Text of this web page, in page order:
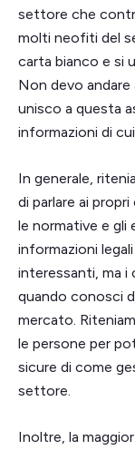
settore che
molti neofiti del
carta bianco e si
Non devo
unisco a questa
informazioni di
In generale,
di parlare ai
le normative e gli
informazioni
interessanti, ma i
quando conosci
mercato.
le persone per
sicure di come
settore.
Inoltre, la